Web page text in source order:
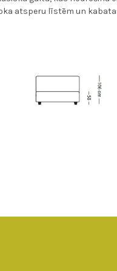
atsperu līstēm un